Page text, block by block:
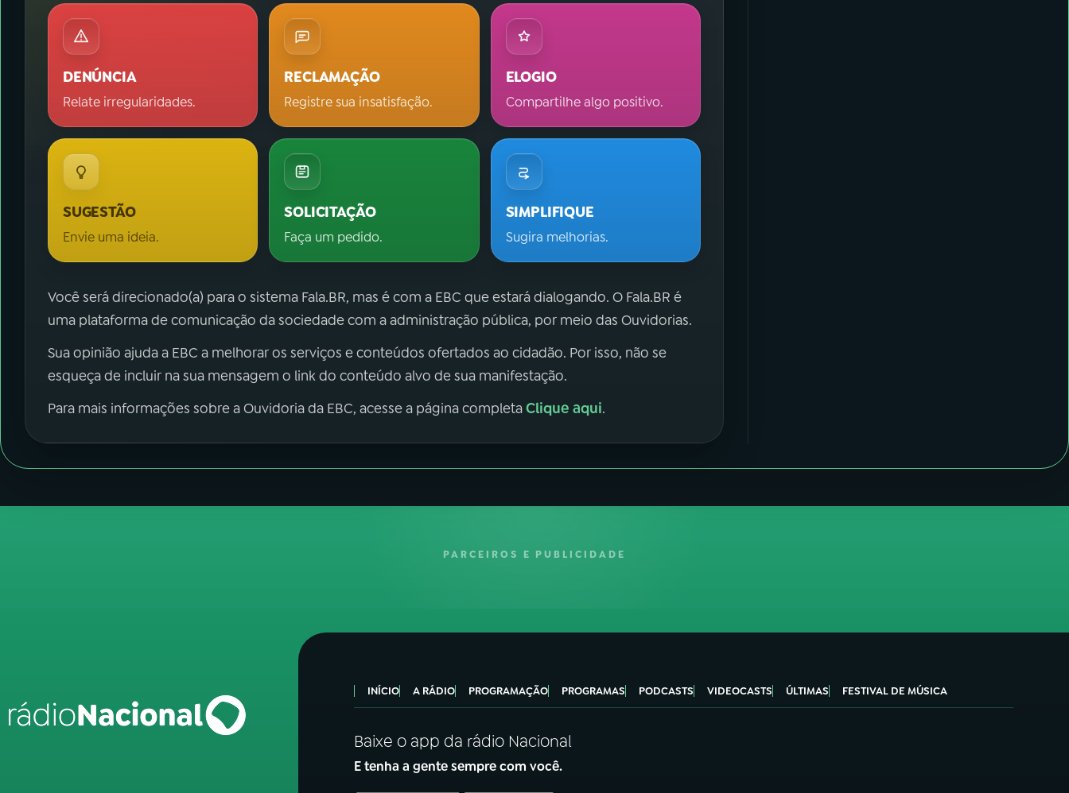
DENÚNCIA
Relate irregularidades.
RECLAMAÇÃO
Registre sua insatisfação.
ELOGIO
Compartilhe algo positivo.
SUGESTÃO
Envie uma ideia.
SOLICITAÇÃO
Faça um pedido.
SIMPLIFIQUE
Sugira melhorias.
Você será direcionado(a) para o sistema Fala.BR, mas é com a EBC que estará dialogando. O Fala.BR é
uma plataforma de comunicação da sociedade com a administração pública, por meio das Ouvidorias.
Sua opinião ajuda a EBC a melhorar os serviços e conteúdos ofertados ao cidadão. Por isso, não se
esqueça de incluir na sua mensagem o link do conteúdo alvo de sua manifestação.
Para mais informações sobre a Ouvidoria da EBC, acesse a página completaClique aqui.
PARCEIROS E PUBLICIDADE
INÍCIO A RÁDIO PROGRAMAÇÃO PROGRAMAS PODCASTS VIDEOCASTS ÚLTIMAS FESTIVAL DE MÚSICA
Baixe o app da rádio Nacional
E tenha a gente sempre com você.